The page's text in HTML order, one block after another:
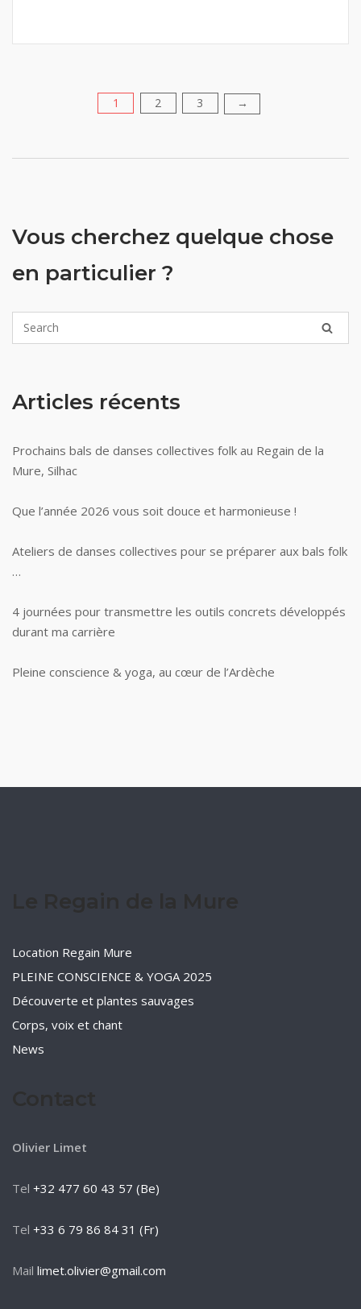
Pagination
1 2 3 →
Vous cherchez quelque chose
en particulier ?
Articles récents
Prochains bals de danses collectives folk au Regain de la
Mure, Silhac
Que l’année 2026 vous soit douce et harmonieuse !
Ateliers de danses collectives pour se préparer aux bals folk
…
4 journées pour transmettre les outils concrets développés
durant ma carrière
Pleine conscience & yoga, au cœur de l’Ardèche
Location Regain Mure
PLEINE CONSCIENCE & YOGA 2025
Découverte et plantes sauvages
Corps, voix et chant
News
Olivier Limet
Tel +32 477 60 43 57 (Be)
Tel +33 6 79 86 84 31 (Fr)
Mail limet.olivier@gmail.com